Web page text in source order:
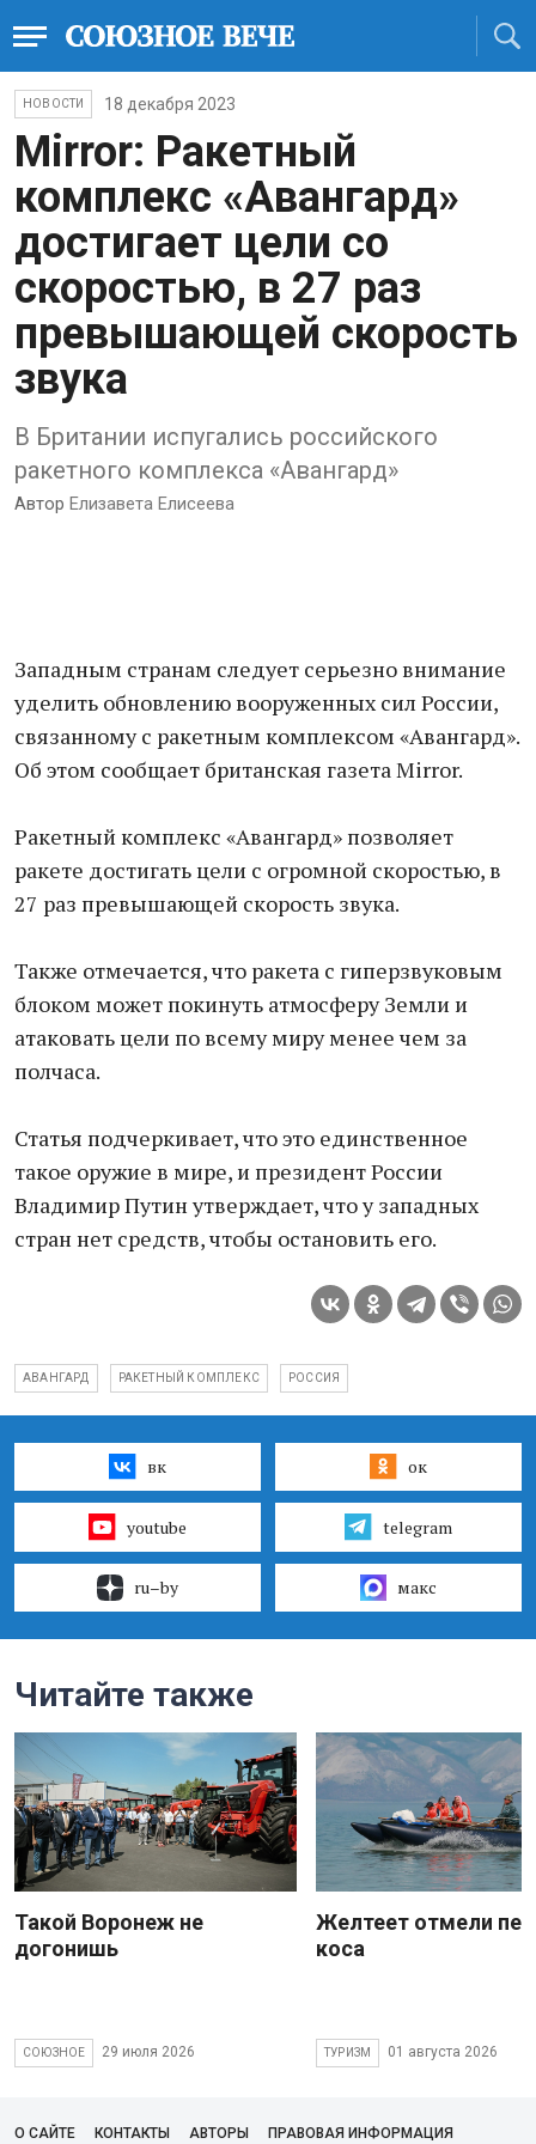
НОВОСТИ 18 декабря 2023
Mirror: Ракетный
комплекс «Авангард»
достигает цели со
скоростью, в 27 раз
превышающей скорость
звука
В Британии испугались российского
ракетного комплекса «Авангард»
Автор Елизавета Елисеева
Западным странам следует серьезно внимание
уделить обновлению вооруженных сил России,
связанному с ракетным комплексом «Авангард».
Об этом сообщает британская газета Mirror.
Ракетный комплекс «Авангард» позволяет
ракете достигать цели с огромной скоростью, в
27 раз превышающей скорость звука.
Также отмечается, что ракета с гиперзвуковым
блоком может покинуть атмосферу Земли и
атаковать цели по всему миру менее чем за
полчаса.
Статья подчеркивает, что это единственное
такое оружие в мире, и президент России
Владимир Путин утверждает, что у западных
стран нет средств, чтобы остановить его.
АВАНГАРД РАКЕТНЫЙ КОМПЛЕКС РОССИЯ
вк ок
youtube telegram
ru–by макс
Читайте также
Такой Воронеж не
догонишь
СОЮЗНОЕ 29 июля 2026
Желтеет отмели
коса
ТУРИЗМ 01 августа 2026
О САЙТЕ КОНТАКТЫ АВТОРЫ ПРАВОВАЯ ИНФОРМАЦИЯ